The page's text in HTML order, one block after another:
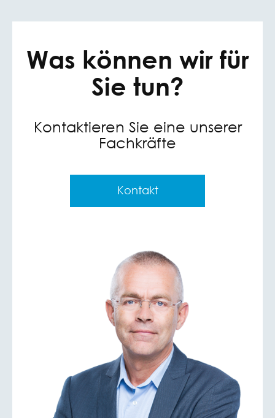
Was können wir für
Sie tun?
Kontaktieren Sie eine unserer
Fachkräfte
Kontakt